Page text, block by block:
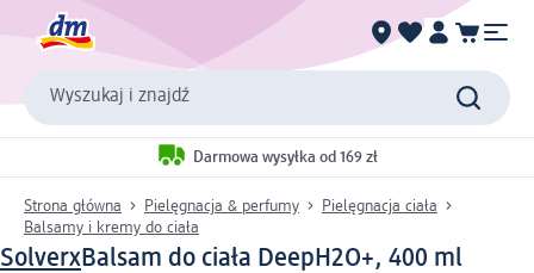
Wyszukaj i znajdź
Darmowa wysyłka od 169 zł
Strona główna Pielęgnacja & perfumy
Pielęgnacja ciała
Balsamy i kremy do ciała
SolverxBalsam do ciała DeepH2O+, 400 ml